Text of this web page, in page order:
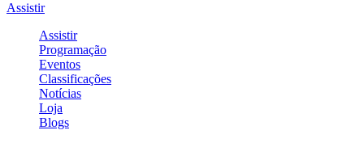
Assistir
Assistir
Programação
Eventos
Classificações
Notícias
Loja
Blogs